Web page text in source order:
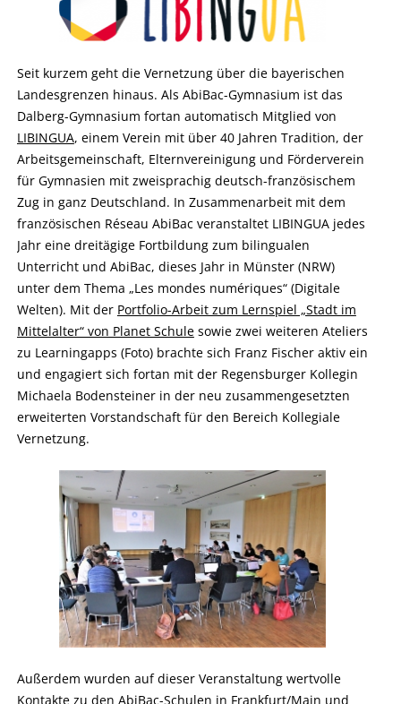
Seit kurzem geht die Vernetzung über die bayerischen
Landesgrenzen hinaus. Als AbiBac-Gymnasium ist das
Dalberg-Gymnasium fortan automatisch Mitglied von
LIBINGUA, einem Verein mit über 40 Jahren Tradition, der
Arbeitsgemeinschaft, Elternvereinigung und Förderverein
für Gymnasien mit zweisprachig deutsch-französischem
Zug in ganz Deutschland. In Zusammenarbeit mit dem
französischen Réseau AbiBac veranstaltet LIBINGUA jedes
Jahr eine dreitägige Fortbildung zum bilingualen
Unterricht und AbiBac, dieses Jahr in Münster (NRW)
unter dem Thema „Les mondes numériques“ (Digitale
Welten). Mit der Portfolio-Arbeit zum Lernspiel „Stadt im
Mittelalter“ von Planet Schulesowie zwei weiteren Ateliers
zu Learningapps (Foto) brachte sich Franz Fischer aktiv ein
und engagiert sich fortan mit der Regensburger Kollegin
Michaela Bodensteiner in der neu zusammengesetzten
erweiterten Vorstandschaft für den Bereich Kollegiale
Vernetzung.
Außerdem wurden auf dieser Veranstaltung wertvolle
Kontakte zu den AbiBac-Schulen in Frankfurt/Main und